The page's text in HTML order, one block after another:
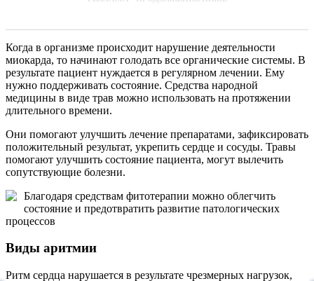
Когда в организме происходит нарушение деятельности
миокарда, то начинают голодать все органические системы. В
результате пациент нуждается в регулярном лечении. Ему
нужно поддерживать состояние. Средства народной
медицины в виде трав можно использовать на протяжении
длительного времени.
Они помогают улучшить лечение препаратами, зафиксировать
положительный результат, укрепить сердце и сосуды. Травы
помогают улучшить состояние пациента, могут вылечить
сопутствующие болезни.
Благодаря средствам фитотерапии можно облегчить
состояние и предотвратить развитие патологических
процессов
Виды аритмии
Ритм сердца нарушается в результате чрезмерных нагрузок,